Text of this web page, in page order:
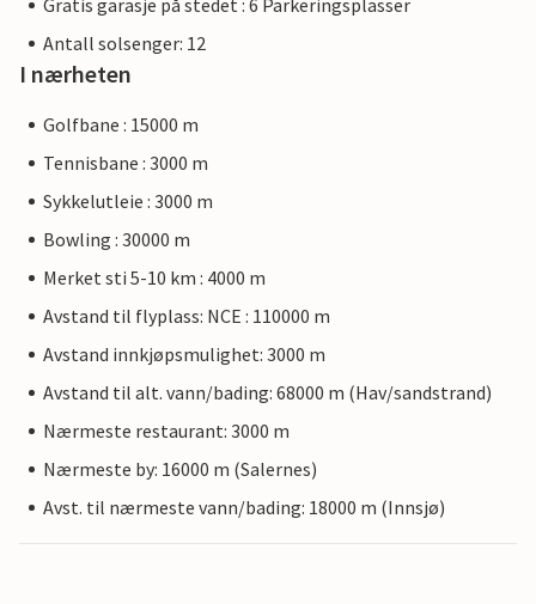
Gratis garasje på stedet : 6 Parkeringsplasser
Antall solsenger: 12
I nærheten
Golfbane : 15000 m
Tennisbane : 3000 m
Sykkelutleie : 3000 m
Bowling : 30000 m
Merket sti 5-10 km : 4000 m
Avstand til flyplass: NCE : 110000 m
Avstand innkjøpsmulighet: 3000 m
Avstand til alt. vann/bading: 68000 m (Hav/sandstrand)
Nærmeste restaurant: 3000 m
Nærmeste by: 16000 m (Salernes)
Avst. til nærmeste vann/bading: 18000 m (Innsjø)